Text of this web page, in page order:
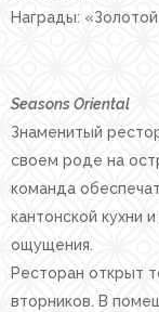
Награды:
Seasons Oriental
Знаменитый
своем роде на
команда
кантонской кухни
ощущения.
Ресторан открыт
вторников. В